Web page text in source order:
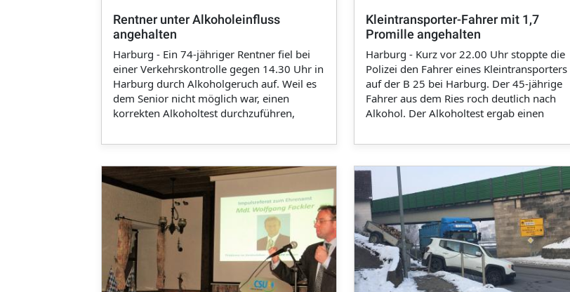
Rentner unter Alkoholeinfluss
angehalten
Harburg - Ein 74-jähriger Rentner fiel bei
einer Verkehrskontrolle gegen 14.30 Uhr in
Harburg durch Alkoholgeruch auf. Weil es
dem Senior nicht möglich war, einen
korrekten Alkoholtest durchzuführen,
Kleintransporter-Fahrer mit 1,7
Promille angehalten
Harburg - Kurz vor 22.00 Uhr stoppte die
Polizei den Fahrer eines Kleintransporters
auf der B 25 bei Harburg. Der 45-jährige
Fahrer aus dem Ries roch deutlich nach
Alkohol. Der Alkoholtest ergab einen